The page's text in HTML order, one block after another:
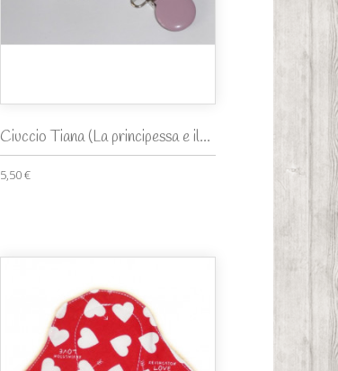
Ciuccio Tiana (La principessa e il...
5,50 €